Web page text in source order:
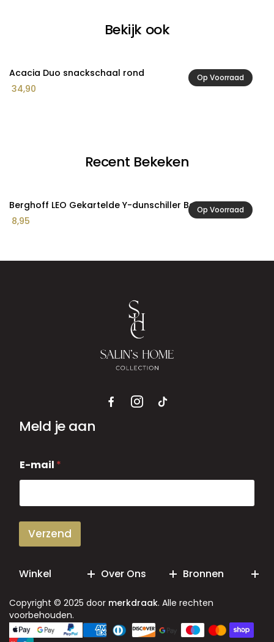
Bekijk ook
Op Voorraad
Acacia Duo snackschaal rond
34,90
Recent Bekeken
Op Voorraad
Berghoff LEO Gekartelde Y-dunschiller Balance
8,95
Meld je aan
-
m
i
E-mail *
Verzend
Winkel Over Ons Bronnen
Copyright © 2025 door merkdraak. Alle rechten
voorbehouden.